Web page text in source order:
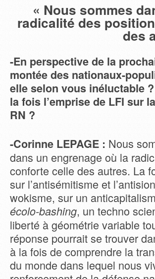
« Nous sommes
radicalité des
des
-En perspective de la
montée des nationaux-
elle selon vous inéluctable
la fois l’emprise de LFI sur
RN ?
-Corinne LEPAGE : Nous
dans un engrenage où la
conforte celle des autres. La
sur l’antisémitisme et
wokisme, sur un
écolo-bashing, un techno
liberté à géométrie variable
réponse pourrait se trouver
à la fois de comprendre la
du monde dans lequel nous